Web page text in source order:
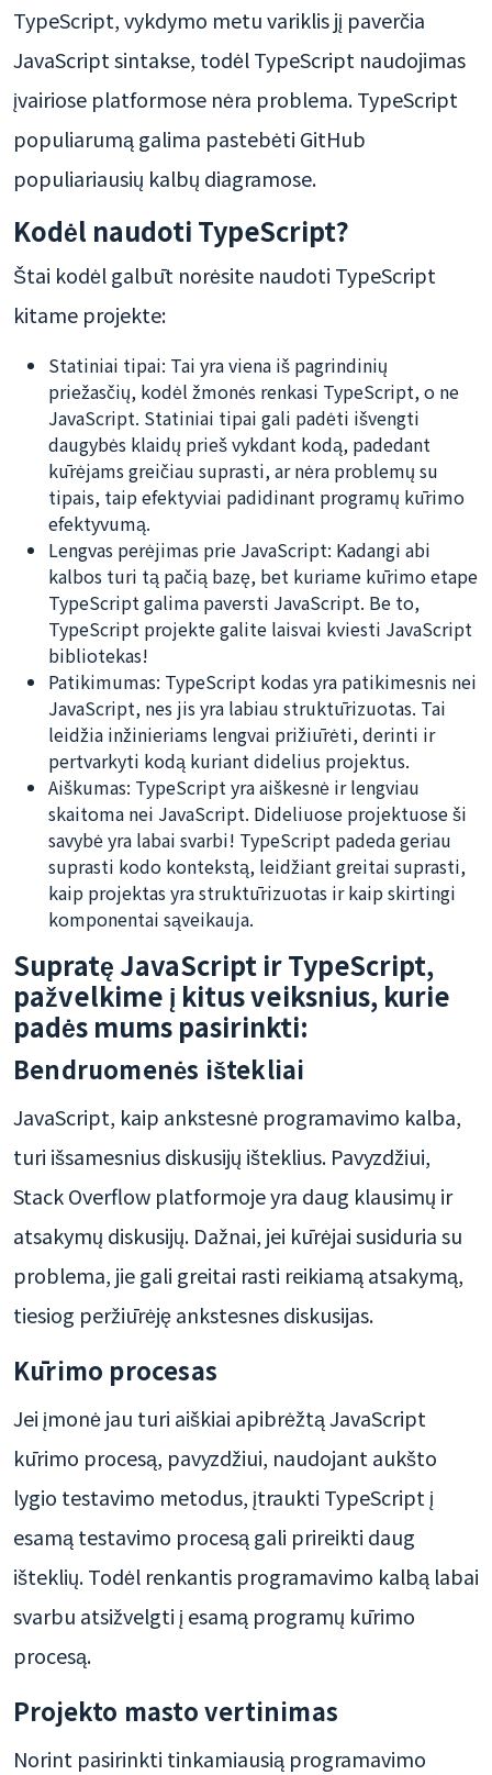
TypeScript, vykdymo metu variklis jį paverčia
JavaScript sintakse, todėl TypeScript naudojimas
įvairiose platformose nėra problema. TypeScript
populiarumą galima pastebėti GitHub
populiariausių kalbų diagramose.
Kodėl naudoti TypeScript?
Štai kodėl galbūt norėsite naudoti TypeScript
kitame projekte:
Statiniai tipai: Tai yra viena iš pagrindinių
priežasčių, kodėl žmonės renkasi TypeScript, o ne
JavaScript. Statiniai tipai gali padėti išvengti
daugybės klaidų prieš vykdant kodą, padedant
kūrėjams greičiau suprasti, ar nėra problemų su
tipais, taip efektyviai padidinant programų kūrimo
efektyvumą.
Lengvas perėjimas prie JavaScript: Kadangi abi
kalbos turi tą pačią bazę, bet kuriame kūrimo etape
TypeScript galima paversti JavaScript. Be to,
TypeScript projekte galite laisvai kviesti JavaScript
bibliotekas!
Patikimumas: TypeScript kodas yra patikimesnis nei
JavaScript, nes jis yra labiau struktūrizuotas. Tai
leidžia inžinieriams lengvai prižiūrėti, derinti ir
pertvarkyti kodą kuriant didelius projektus.
Aiškumas: TypeScript yra aiškesnė ir lengviau
skaitoma nei JavaScript. Dideliuose projektuose ši
savybė yra labai svarbi! TypeScript padeda geriau
suprasti kodo kontekstą, leidžiant greitai suprasti,
kaip projektas yra struktūrizuotas ir kaip skirtingi
komponentai sąveikauja.
Supratę JavaScript ir TypeScript,
pažvelkime į kitus veiksnius, kurie
padės mums pasirinkti:
Bendruomenės ištekliai
JavaScript, kaip ankstesnė programavimo kalba,
turi išsamesnius diskusijų išteklius. Pavyzdžiui,
Stack Overflow platformoje yra daug klausimų ir
atsakymų diskusijų. Dažnai, jei kūrėjai susiduria su
problema, jie gali greitai rasti reikiamą atsakymą,
tiesiog peržiūrėję ankstesnes diskusijas.
Kūrimo procesas
Jei įmonė jau turi aiškiai apibrėžtą JavaScript
kūrimo procesą, pavyzdžiui, naudojant aukšto
lygio testavimo metodus, įtraukti TypeScript į
esamą testavimo procesą gali prireikti daug
išteklių. Todėl renkantis programavimo kalbą labai
svarbu atsižvelgti į esamą programų kūrimo
procesą.
Projekto masto vertinimas
Norint pasirinkti tinkamiausią programavimo